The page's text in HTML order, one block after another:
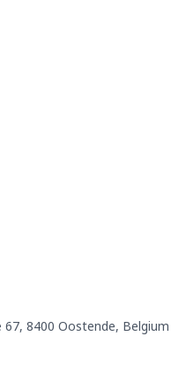
8400 Oostende, Belgium